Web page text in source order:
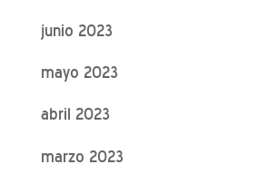
junio 2023
mayo 2023
abril 2023
marzo 2023